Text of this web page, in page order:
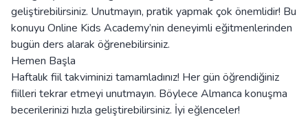
geliştirebilirsiniz. Unutmayın, pratik yapmak çok önemlidir! Bu
konuyu Online Kids Academy’nin deneyimli eğitmenlerinden
bugün ders alarak öğrenebilirsiniz.
Hemen Başla
Haftalık fiil takviminizi tamamladınız! Her gün öğrendiğiniz
fiilleri tekrar etmeyi unutmayın. Böylece Almanca konuşma
becerilerinizi hızla geliştirebilirsiniz. İyi eğlenceler!